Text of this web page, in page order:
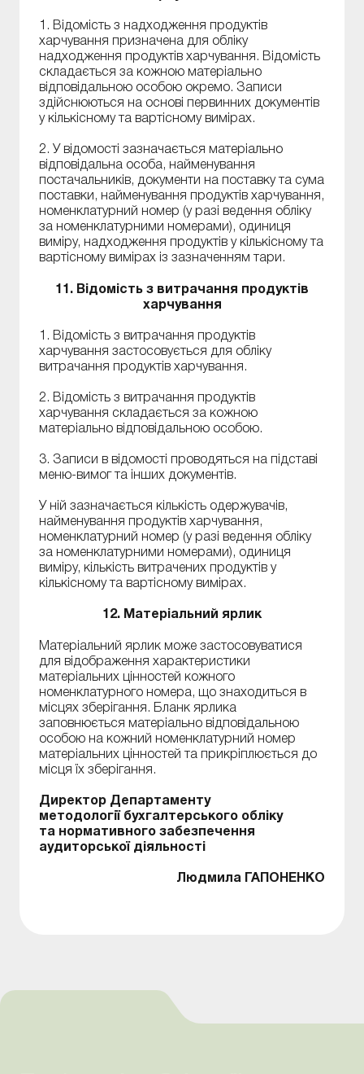
1. Відомість з надходження продуктів
харчування призначена для обліку
надходження продуктів харчування. Відомість
складається за кожною матеріально
відповідальною особою окремо. Записи
здійснюються на основі первинних документів
у кількісному та вартісному вимірах.
2. У відомості зазначається матеріально
відповідальна особа, найменування
постачальників, документи на поставку та сума
поставки, найменування продуктів харчування,
номенклатурний номер (у разі ведення обліку
за номенклатурними номерами), одиниця
виміру, надходження продуктів у кількісному та
вартісному вимірах із зазначенням тари.
11. Відомість з витрачання продуктів
харчування
1. Відомість з витрачання продуктів
харчування застосовується для обліку
витрачання продуктів харчування.
2. Відомість з витрачання продуктів
харчування складається за кожною
матеріально відповідальною особою.
3. Записи в відомості проводяться на підставі
меню-вимог та інших документів.
У ній зазначається кількість одержувачів,
найменування продуктів харчування,
номенклатурний номер (у разі ведення обліку
за номенклатурними номерами), одиниця
виміру, кількість витрачених продуктів у
кількісному та вартісному вимірах.
12. Матеріальний ярлик
Матеріальний ярлик може застосовуватися
для відображення характеристики
матеріальних цінностей кожного
номенклатурного номера, що знаходиться в
місцях зберігання. Бланк ярлика
заповнюється матеріально відповідальною
особою на кожний номенклатурний номер
матеріальних цінностей та прикріплюється до
місця їх зберігання.
Директор Департаменту
методології бухгалтерського обліку
та нормативного забезпечення
аудиторської діяльності
Людмила ГАПОНЕНКО